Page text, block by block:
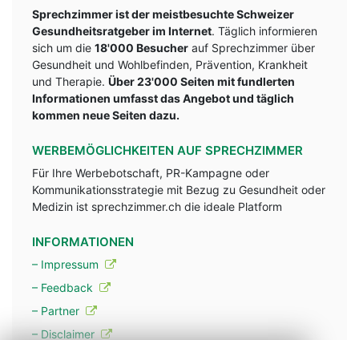
Sprechzimmer ist der meistbesuchte Schweizer
Gesundheitsratgeber im Internet. Täglich informieren
sich um die 18'000 Besucher auf Sprechzimmer über
Gesundheit und Wohlbefinden, Prävention, Krankheit
und Therapie. Über 23'000 Seiten mit fundlerten
Informationen umfasst das Angebot und täglich
kommen neue Seiten dazu.
WERBEMÖGLICHKEITEN AUF SPRECHZIMMER
Für Ihre Werbebotschaft, PR-Kampagne oder
Kommunikationsstrategie mit Bezug zu Gesundheit oder
Medizin ist sprechzimmer.ch die ideale Platform
INFORMATIONEN
– Impressum
– Feedback
– Partner
– Disclaimer